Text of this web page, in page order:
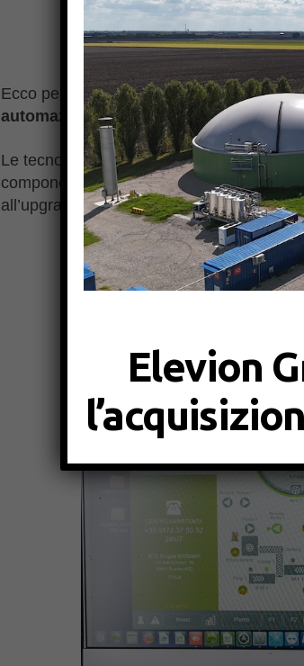
Ecco perchè BTS Biogas monitora
automazione integrata , in grado di
Le tecnologie chiave di questo
componenti funzionali - dal desilamento
all’upgrading del biogas - e su un
Elevion